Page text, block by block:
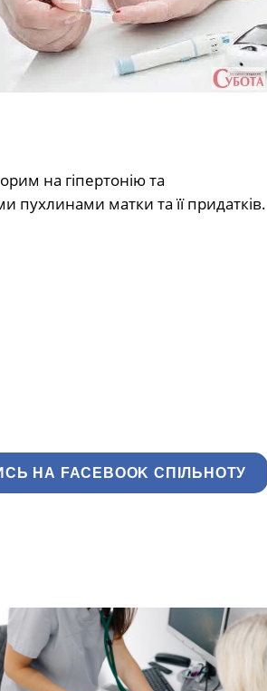
на гіпертонію та
пухлинами матки та її придатків.
НА FACEBOOK СПІЛЬНОТУ